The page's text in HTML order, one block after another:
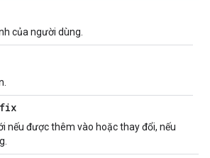
của người dùng.
nếu được thêm vào hoặc thay đổi, nếu